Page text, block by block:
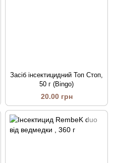
Засіб інсектицидний Топ Стоп,
50 г (Bingo)
20.00 грн